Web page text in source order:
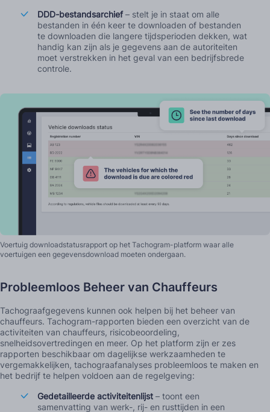
DDD-bestandsarchief– stelt je in staat om alle
bestanden in één keer te downloaden of bestanden
te downloaden die langere tijdsperioden dekken, wat
handig kan zijn als je gegevens aan de autoriteiten
moet verstrekken in het geval van een bedrijfsbrede
controle.
Voertuig downloadstatusrapport op het Tachogram-platform waar alle
voertuigen een gegevensdownload moeten ondergaan.
Probleemloos Beheer van Chauffeurs
Tachograafgegevens kunnen ook helpen bij het beheer van
chauffeurs. Tachogram-rapporten bieden een overzicht van de
activiteiten van chauffeurs, risicobeoordeling,
snelheidsovertredingen en meer. Op het platform zijn er zes
rapporten beschikbaar om dagelijkse werkzaamheden te
vergemakkelijken, tachograafanalyses probleemloos te maken en
het bedrijf te helpen voldoen aan de regelgeving:
Gedetailleerde activiteitenlijst – toont een
samenvatting van werk-, rij- en rusttijden in een